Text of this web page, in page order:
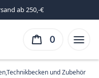
ab 250,-€
0
und Zubehör